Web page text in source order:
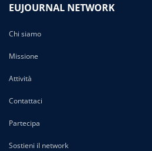
EUJOURNAL NETWORK
Chi siamo
Missione
Attività
Contattaci
Partecipa
Sostieni il network